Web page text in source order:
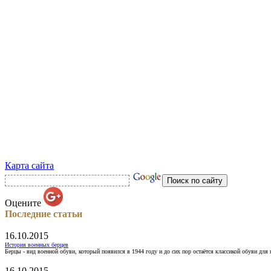
Карта сайта
Оцените
Последние статьи
16.10.2015
История военных берцев
Берцы - вид военной обуви, который появился в 1944 году и до сих пор остаётся классикой обуви